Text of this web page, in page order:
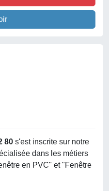
80 s'est inscrite sur notre
dans les métiers
en PVC" et "Fenêtre